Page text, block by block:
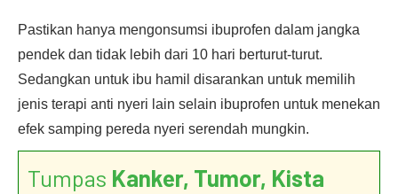
Pastikan hanya mengonsumsi ibuprofen dalam jangka
pendek dan tidak lebih dari 10 hari berturut-turut.
Sedangkan untuk ibu hamil disarankan untuk memilih
jenis terapi anti nyeri lain selain ibuprofen untuk menekan
efek samping pereda nyeri serendah mungkin.
Tumpas Kanker, Tumor, Kista